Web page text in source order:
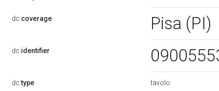
dc:coverage Pisa (PI)
dc:identifier
dc:type tavolo